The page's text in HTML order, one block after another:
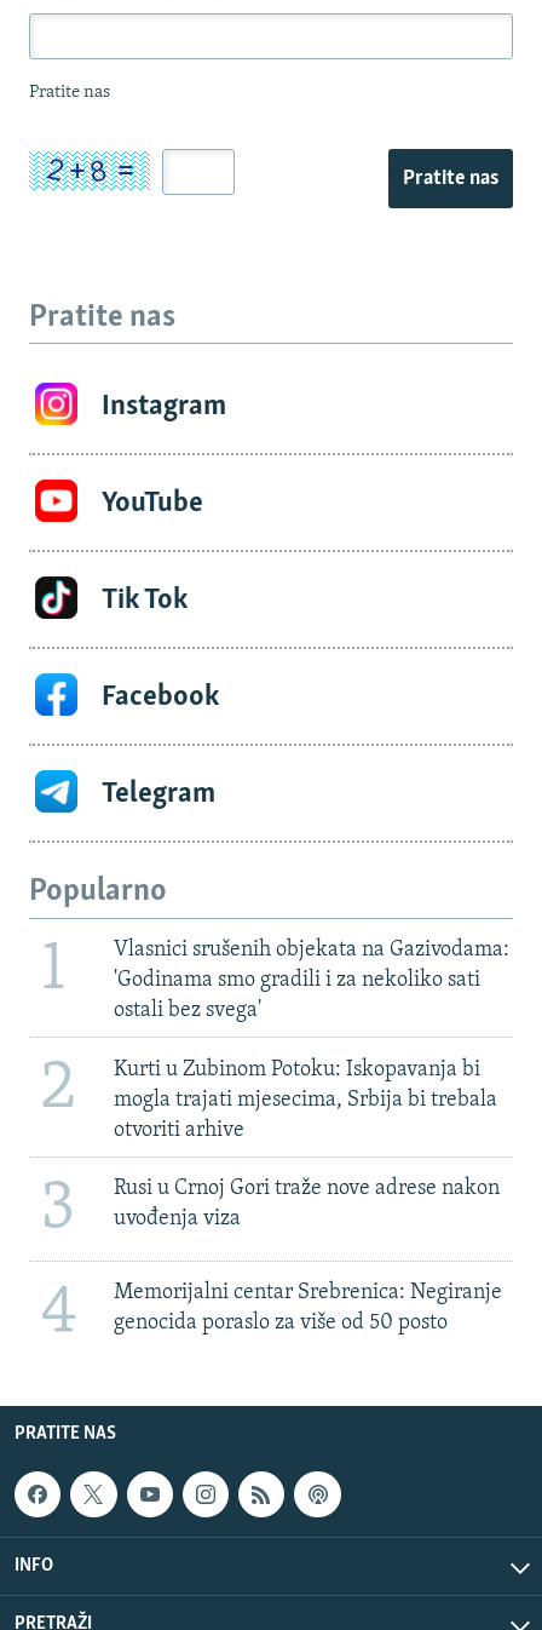
Pratite nas
Pratite nas
Pratite nas
Instagram
YouTube
Tik Tok
Facebook
Telegram
Popularno
1
Vlasnici srušenih objekata na Gazivodama:
'Godinama smo gradili i za nekoliko sati
ostali bez svega'
2
Kurti u Zubinom Potoku: Iskopavanja bi
mogla trajati mjesecima, Srbija bi trebala
otvoriti arhive
3
Rusi u Crnoj Gori traže nove adrese nakon
uvođenja viza
4
Memorijalni centar Srebrenica: Negiranje
genocida poraslo za više od 50 posto
PRATITE NAS
INFO
PRETRAŽI